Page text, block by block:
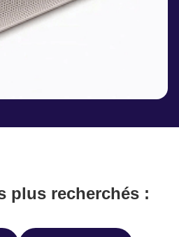
plus recherchés :